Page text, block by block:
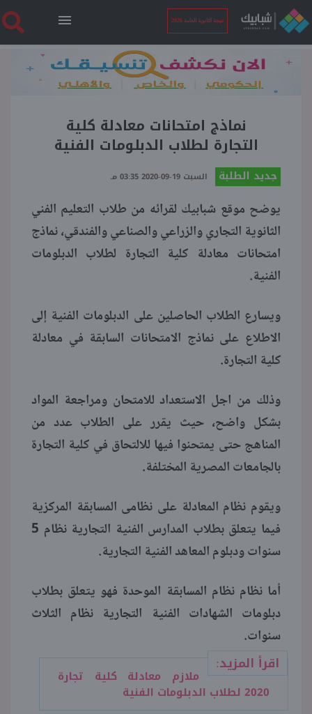
نتيجة الثانوية العامة 2026
الرئيسية
نتيجة الثانوية العامة 2026
فنجان قهوة
بوابة الطلبة
منوعات
نماذج امتحانات معادلة كلية
التجارة لطلاب الدبلومات الفنية
جديد الطلبة السبت 19-09-2020 03:35 مـ
يوضح موقع شبابيك لقرائه من طلاب التعليم الفني
الثانوية التجاري والزراعي والصناعي والفندقي، نماذج
امتحانات معادلة كلية التجارة لطلاب الدبلومات
الفنية.
ويسارع الطلاب الحاصلين على الدبلومات الفنية إلى
الاطلاع على نماذج الامتحانات السابقة في معادلة
كلية التجارة.
وذلك من اجل الاستعداد للامتحان ومراجعة المواد
بشكل واضح، حيث يقرر على الطلاب عدد من
المناهج حتى يمتحنوا فيها للالتحاق في كلية التجارة
بالجامعات المصرية المختلفة.
ويقوم نظام المعادلة على نظامى المسابقة المركزية
فيما يتعلق بطلاب المدارس الفنية التجارية نظام 5
سنوات ودبلوم المعاهد الفنية التجارية.
أما نظام نظام المسابقة الموحدة فهو يتعلق بطلاب
دبلومات الشهادات الفنية التجارية نظام الثلاث
سنوات.
اقرأ المزيد:
ملازم معادلة كلية تجارة
2020 لطلاب الدبلومات الفنية